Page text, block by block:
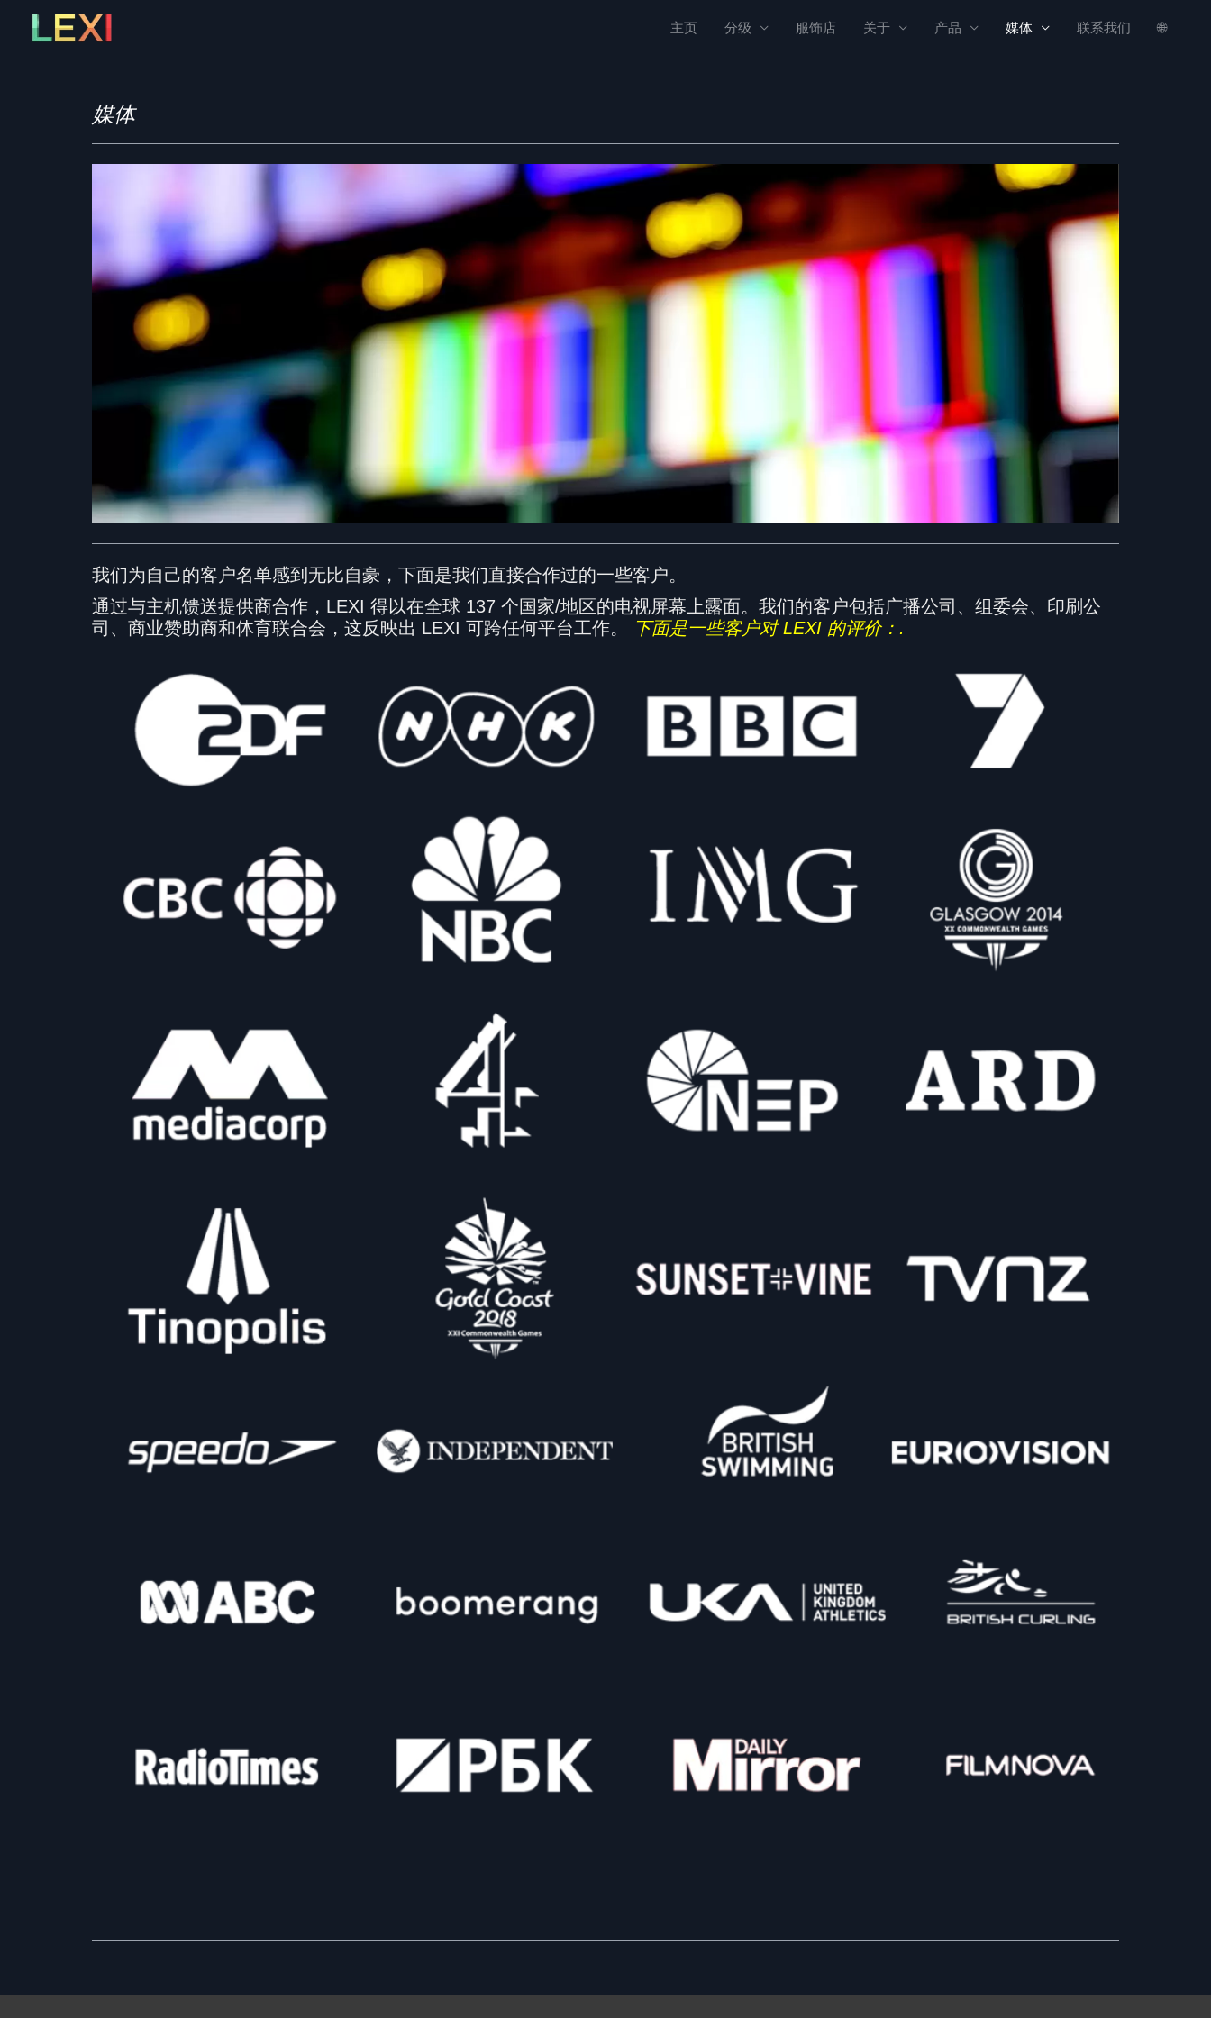
主页 分级 服饰店 关于 产品 媒体 联系我们 🌐
媒体
我们为自己的客户名单感到无比自豪，下面是我们直接合作过的一些客户。
通过与主机馈送提供商合作，LEXI 得以在全球 137 个国家/地区的电视屏幕上露面。我们的客户包括广播公司、组委会、印刷公
司、商业赞助商和体育联合会，这反映出 LEXI 可跨任何平台工作。
下面是一些客户对 LEXI 的评价： .